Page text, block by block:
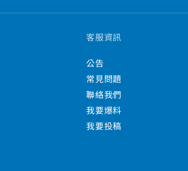
客服資訊
公告
常見問題
聯絡我們
我要爆料
我要投稿